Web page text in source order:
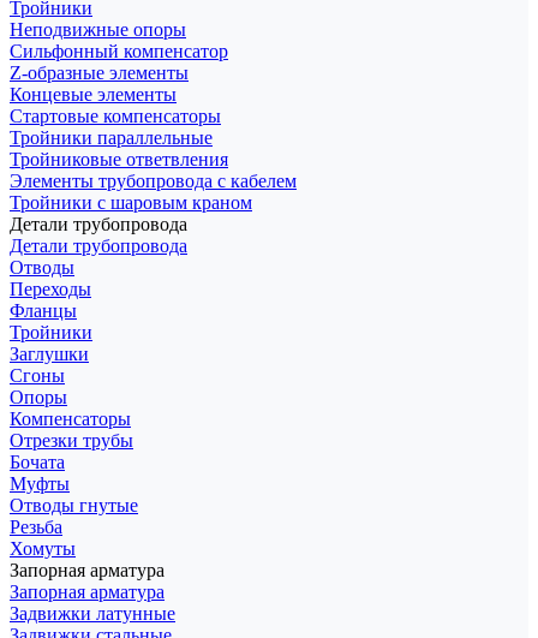
Тройники
Неподвижные опоры
Cильфонный компенсатор
Z-образные элементы
Концевые элементы
Стартовые компенсаторы
Тройники параллельные
Тройниковые ответвления
Элементы трубопровода с кабелем
Тройники с шаровым краном
Детали трубопровода
Детали трубопровода
Отводы
Переходы
Фланцы
Тройники
Заглушки
Сгоны
Опоры
Компенсаторы
Отрезки трубы
Бочата
Муфты
Отводы гнутые
Резьба
Хомуты
Запорная арматура
Запорная арматура
Задвижки латунные